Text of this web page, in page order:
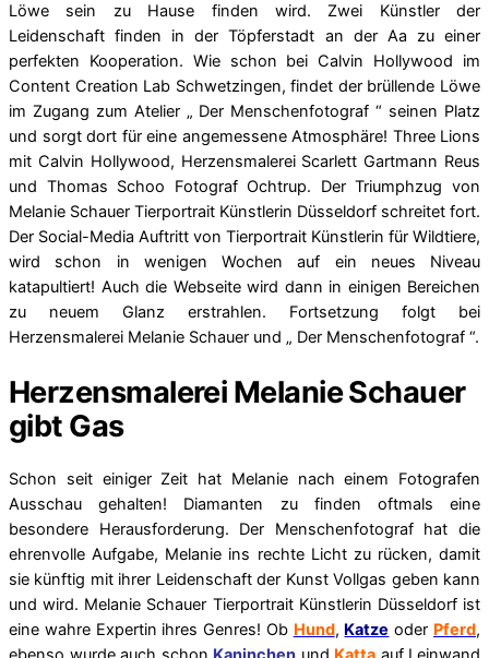
Löwe sein zu Hause finden wird. Zwei Künstler der
Leidenschaft finden in der Töpferstadt an der Aa zu einer
perfekten Kooperation. Wie schon bei Calvin Hollywood im
Content Creation Lab Schwetzingen, findet der brüllende Löwe
im Zugang zum Atelier „ Der Menschenfotograf “ seinen Platz
und sorgt dort für eine angemessene Atmosphäre! Three Lions
mit Calvin Hollywood, Herzensmalerei Scarlett Gartmann Reus
und Thomas Schoo Fotograf Ochtrup. Der Triumphzug von
Melanie Schauer Tierportrait Künstlerin Düsseldorf schreitet fort.
Der Social-Media Auftritt von Tierportrait Künstlerin für Wildtiere,
wird schon in wenigen Wochen auf ein neues Niveau
katapultiert! Auch die Webseite wird dann in einigen Bereichen
zu neuem Glanz erstrahlen. Fortsetzung folgt bei
Herzensmalerei Melanie Schauer und „ Der Menschenfotograf “.
Herzensmalerei Melanie Schauer
gibt Gas
Schon seit einiger Zeit hat Melanie nach einem Fotografen
Ausschau gehalten! Diamanten zu finden oftmals eine
besondere Herausforderung. Der Menschenfotograf hat die
ehrenvolle Aufgabe, Melanie ins rechte Licht zu rücken, damit
sie künftig mit ihrer Leidenschaft der Kunst Vollgas geben kann
und wird. Melanie Schauer Tierportrait Künstlerin Düsseldorf ist
eine wahre Expertin ihres Genres! Ob Hund, Katze oder Pferd,